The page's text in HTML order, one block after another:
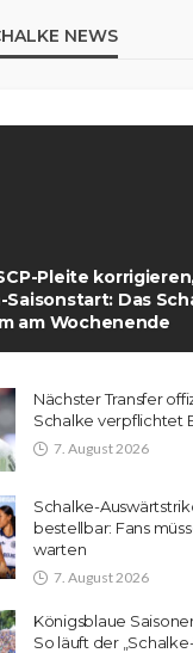
NEWS
Pleite
Saisonstart: Das
am Wochenende
Nächster Transfer
Schalke verpflichtet
7. August 2026
Schalke-
bestellbar: Fans
warten
7. August 2026
Königsblaue
So läuft der